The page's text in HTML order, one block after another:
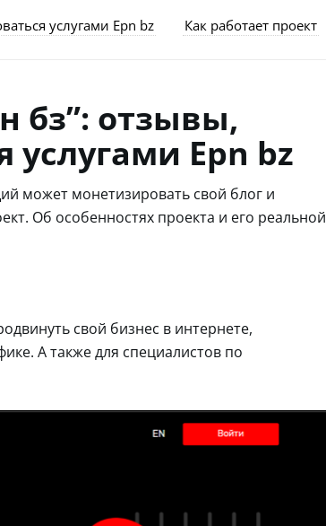
услугами Epn bz Как работает проект
бз”: отзывы,
услугами Epn bz
может монетизировать свой блог и
Об особенностях проекта и его реальной
свой бизнес в интернете,
А также для специалистов по